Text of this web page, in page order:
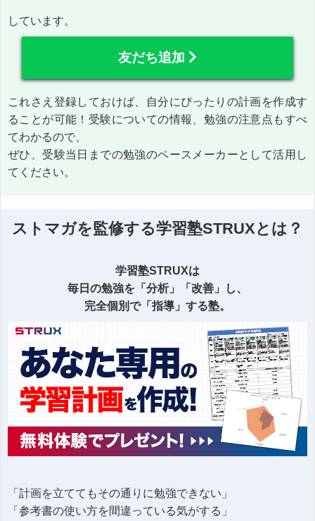
しています。
友だち追加
これさえ登録しておけば、自分にぴったりの計画を作成す
ることが可能！受験についての情報、勉強の注意点もすべ
てわかるので、
ぜひ、受験当日までの勉強のペースメーカーとして活用し
てください。
ストマガを監修する学習塾STRUXとは？
学習塾STRUXは
毎日の勉強を「分析」「改善」し、
完全個別で「指導」する塾。
「計画を立ててもその通りに勉強できない」
「参考書の使い方を間違っている気がする」